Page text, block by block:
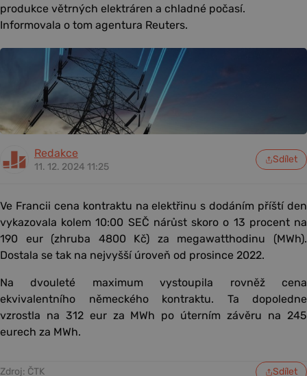
produkce větrných elektráren a chladné počasí.
Informovala o tom agentura Reuters.
Redakce
11. 12. 2024 11:25
Sdílet
Ve Francii cena kontraktu na elektřinu s dodáním příští den
vykazovala kolem 10:00 SEČ nárůst skoro o 13 procent na
190 eur (zhruba 4800 Kč) za megawatthodinu (MWh).
Dostala se tak na nejvyšší úroveň od prosince 2022.
Na dvouleté maximum vystoupila rovněž cena
ekvivalentního německého kontraktu. Ta dopoledne
vzrostla na 312 eur za MWh po úterním závěru na 245
eurech za MWh.
Zdroj: ČTK Sdílet